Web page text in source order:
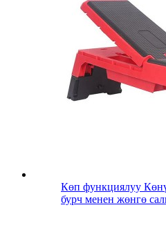
Көп функциялуу
бурч менен жөнгө